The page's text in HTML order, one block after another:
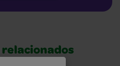
relacionados